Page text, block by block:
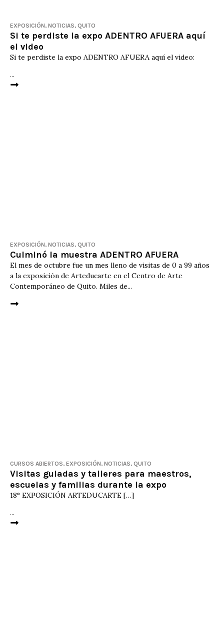
EXPOSICIÓN, NOTICIAS, QUITO
Si te perdiste la expo ADENTRO AFUERA aquí
el video
Si te perdiste la expo ADENTRO AFUERA aquí el video:
...
EXPOSICIÓN, NOTICIAS, QUITO
Culminó la muestra ADENTRO AFUERA
El mes de octubre fue un mes lleno de visitas de 0 a 99 años
a la exposición de Arteducarte en el Centro de Arte
Contemporáneo de Quito. Miles de...
CURSOS ABIERTOS, EXPOSICIÓN, NOTICIAS, QUITO
Visitas guiadas y talleres para maestros,
escuelas y familias durante la expo
18° EXPOSICIÓN ARTEDUCARTE […]
...